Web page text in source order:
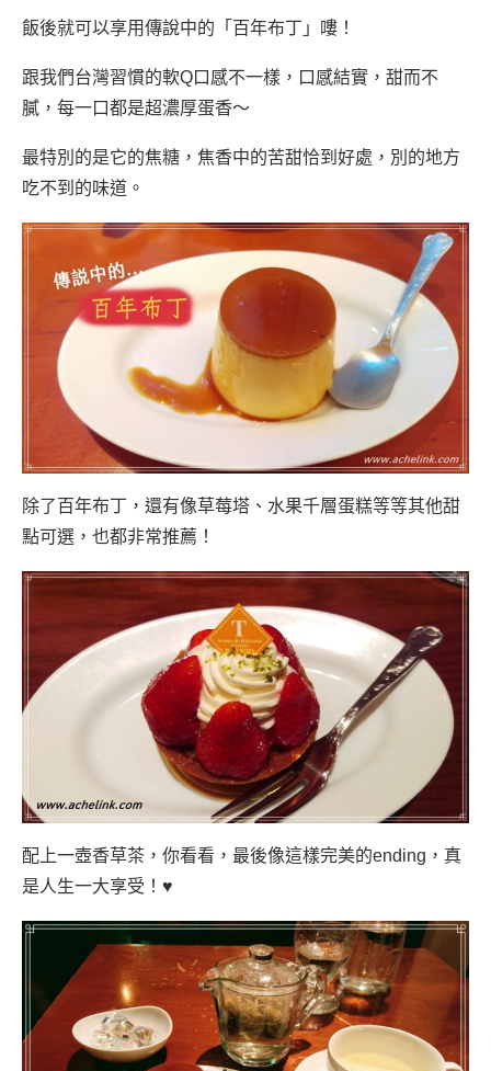
飯後就可以享用傳說中的「百年布丁」嘍！
跟我們台灣習慣的軟Q口感不一樣，口感結實，甜而不
膩，每一口都是超濃厚蛋香～
最特別的是它的焦糖，焦香中的苦甜恰到好處，別的地方
吃不到的味道。
除了百年布丁，還有像草莓塔、水果千層蛋糕等等其他甜
點可選，也都非常推薦！
配上一壺香草茶，你看看，最後像這樣完美的ending，真
是人生一大享受！♥